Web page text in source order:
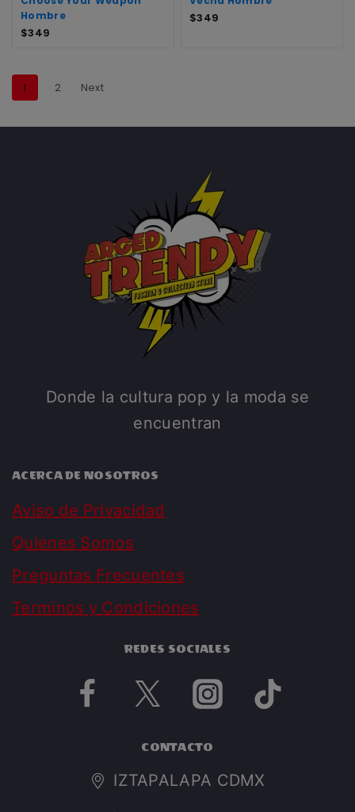
Hombre
$349
$349
1 2 Next
Donde la cultura pop y la moda se
encuentran
ACERCA DE NOSOTROS
Aviso de Privacidad
Quienes Somos
Preguntas Frecuentes
Terminos y Condiciones
REDES SOCIALES
CONTACTO
IZTAPALAPA CDMX